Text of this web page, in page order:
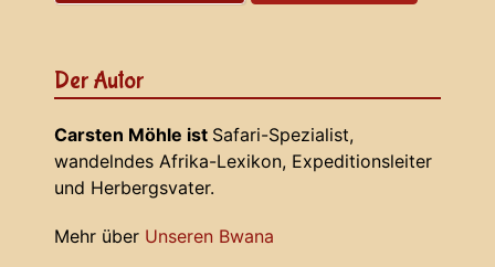
Der Autor
Carsten Möhle ist Safari-Spezialist,
wandelndes Afrika-Lexikon, Expeditionsleiter
und Herbergsvater.
Mehr über Unseren Bwana